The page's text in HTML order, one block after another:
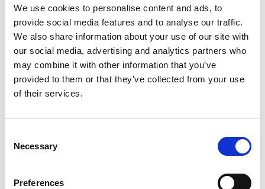
We use cookies to personalise content and ads, to
provide social media features and to analyse our traffic.
We also share information about your use of our site with
our social media, advertising and analytics partners who
may combine it with other information that you’ve
provided to them or that they’ve collected from your use
of their services.
Selection
Necessary
Preferences
هكذا تصبح
شريك PEPPER
الانضمام إلى برنامج PEPPER للشركاء بالعمولة بسيط عن
تصبح جزءًا من مجتمعنا وتبدأ شراكتك مع PEPPER.